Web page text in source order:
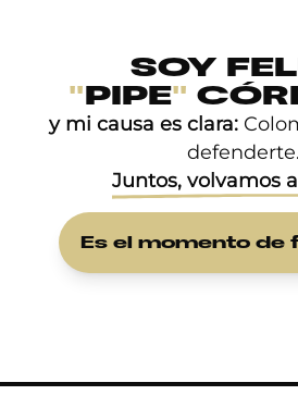
SOY
"PIPE"
y mi causa es clara:
defenderte.
Juntos, volvamos
Es el momento de